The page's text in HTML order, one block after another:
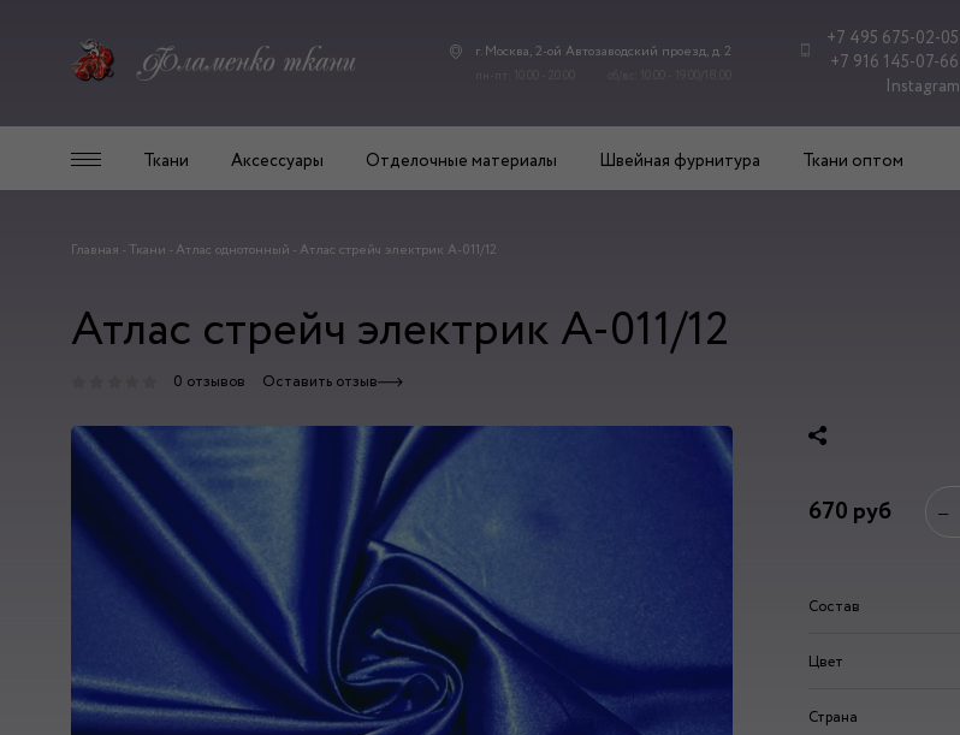
г. Москва, 2-ой Автозаводский проезд, д. 2
+7 495 675-02-05
+7 916 145-07-66
Instagram
Ткани Аксессуары Отделочные материалы Швейная фурнитура Ткани оптом
Главная - Ткани -Атлас однотонный -Атлас стрейч электрик А-011/12
Атлас стрейч электрик А-011/12
0 отзывов Оставить отзыв
670 руб −
Состав
Цвет
Страна